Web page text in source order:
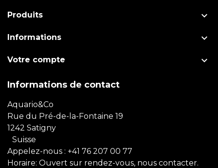
Produits 
Informations 
Votre compte 
Informations de contact
Aquario&Co
Rue du Pré-de-la-Fontaine 19
1242 Satigny
Suisse
Appelez-nous : +41 76 207 00 77
Horaire: Ouvert sur rendez-vous, nous contacter.